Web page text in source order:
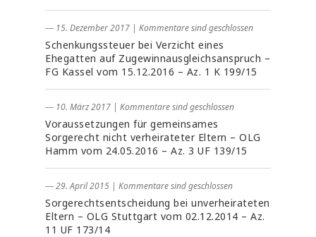
― 15. Dezember 2017 | Kommentare sind geschlossen
Schenkungssteuer bei Verzicht eines
Ehegatten auf Zugewinnausgleichsanspruch –
FG Kassel vom 15.12.2016 – Az. 1 K 199/15
― 10. März 2017 | Kommentare sind geschlossen
Voraussetzungen für gemeinsames
Sorgerecht nicht verheirateter Eltern – OLG
Hamm vom 24.05.2016 – Az. 3 UF 139/15
― 29. April 2015 | Kommentare sind geschlossen
Sorgerechtsentscheidung bei unverheirateten
Eltern – OLG Stuttgart vom 02.12.2014 – Az.
11 UF 173/14